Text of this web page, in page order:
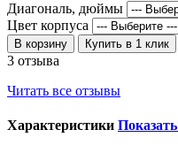
Диагональ, дюймы
Цвет корпуса
В корзину Купить в 1 клик
3 отзыва
Читать все отзывы
Характеристики